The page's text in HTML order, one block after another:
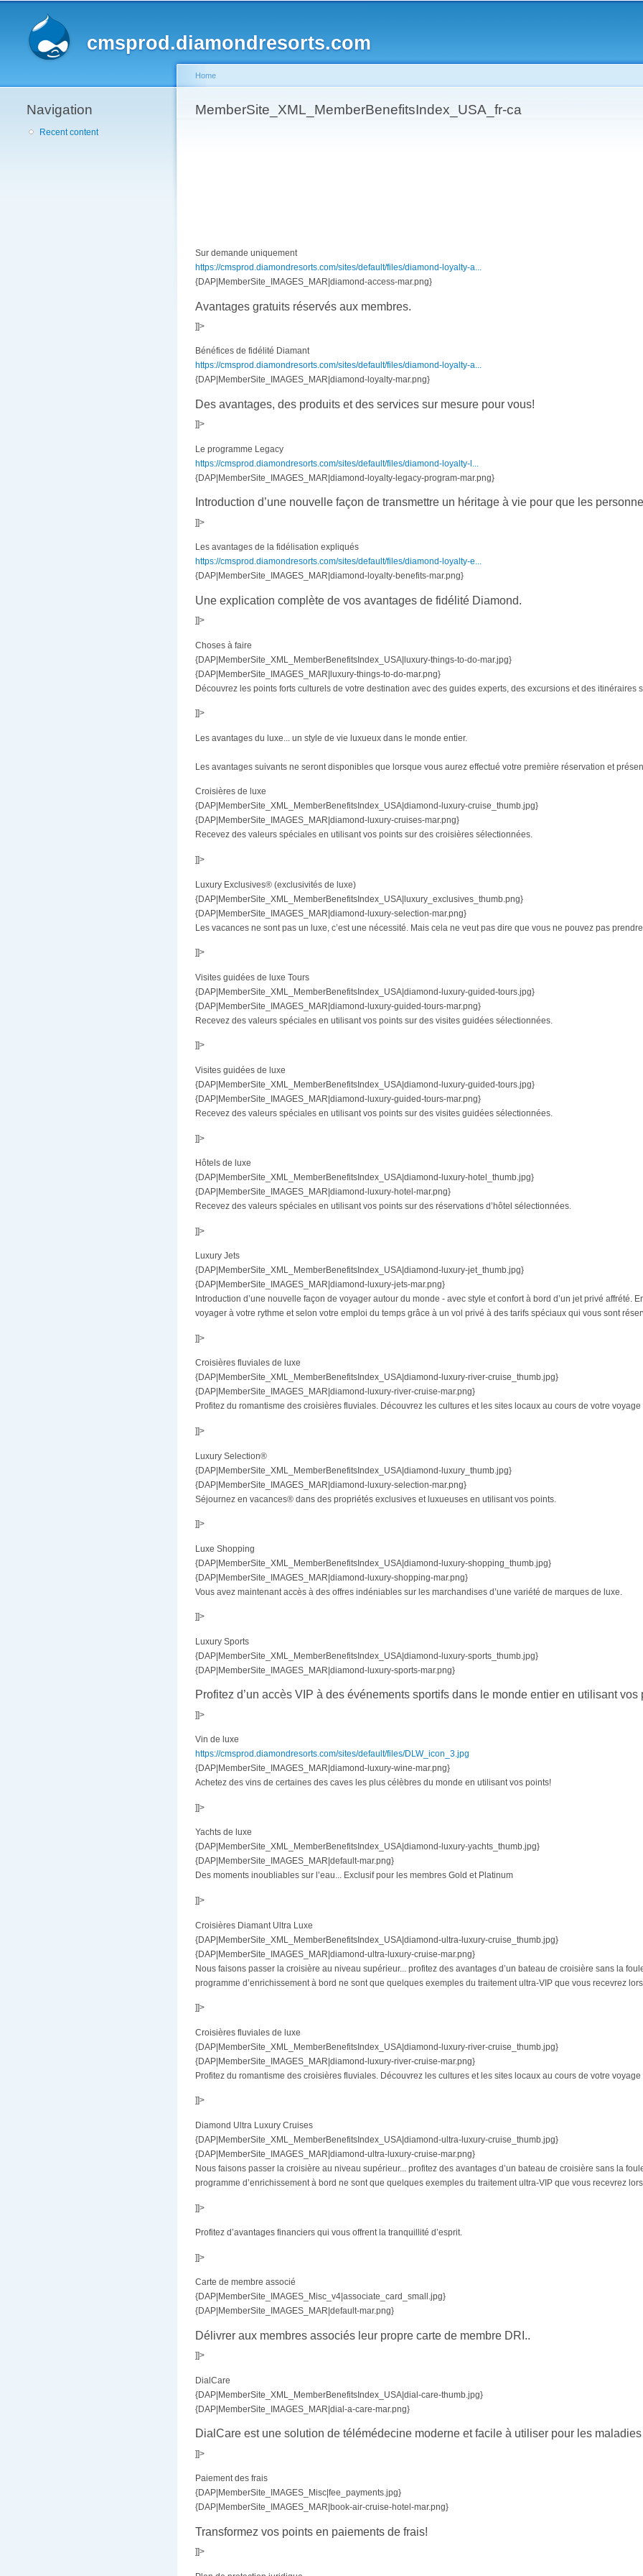
cmsprod.diamondresorts.com
Navigation
Recent content
You are here
Home
MemberSite_XML_MemberBenefitsIndex_USA_fr-ca
Sur demande uniquement
https://cmsprod.diamondresorts.com/sites/default/files/diamond-loyalty-a...
{DAP|MemberSite_IMAGES_MAR|diamond-access-mar.png}
Avantages gratuits réservés aux membres.
]]>
Bénéfices de fidélité Diamant
https://cmsprod.diamondresorts.com/sites/default/files/diamond-loyalty-a...
{DAP|MemberSite_IMAGES_MAR|diamond-loyalty-mar.png}
Des avantages, des produits et des services sur mesure pour vous!
]]>
Le programme Legacy
https://cmsprod.diamondresorts.com/sites/default/files/diamond-loyalty-l...
{DAP|MemberSite_IMAGES_MAR|diamond-loyalty-legacy-program-mar.png}
Introduction d’une nouvelle façon de transmettre un héritage à vie pour que les
]]>
Les avantages de la fidélisation expliqués
https://cmsprod.diamondresorts.com/sites/default/files/diamond-loyalty-e...
{DAP|MemberSite_IMAGES_MAR|diamond-loyalty-benefits-mar.png}
Une explication complète de vos avantages de fidélité Diamond.
]]>
Choses à faire
{DAP|MemberSite_XML_MemberBenefitsIndex_USA|luxury-things-to-do-mar.jpg}
{DAP|MemberSite_IMAGES_MAR|luxury-things-to-do-mar.png}
Découvrez les points forts culturels de votre destination avec des guides experts, des excursions et des itinéraires
]]>
Les avantages du luxe... un style de vie luxueux dans le monde entier.
Les avantages suivants ne seront disponibles que lorsque vous aurez effectué votre première réservation et
Croisières de luxe
{DAP|MemberSite_XML_MemberBenefitsIndex_USA|diamond-luxury-cruise_thumb.jpg}
{DAP|MemberSite_IMAGES_MAR|diamond-luxury-cruises-mar.png}
Recevez des valeurs spéciales en utilisant vos points sur des croisières sélectionnées.
]]>
Luxury Exclusives® (exclusivités de luxe)
{DAP|MemberSite_XML_MemberBenefitsIndex_USA|luxury_exclusives_thumb.png}
{DAP|MemberSite_IMAGES_MAR|diamond-luxury-selection-mar.png}
Les vacances ne sont pas un luxe, c’est une nécessité. Mais cela ne veut pas dire que vous ne pouvez pas
]]>
Visites guidées de luxe Tours
{DAP|MemberSite_XML_MemberBenefitsIndex_USA|diamond-luxury-guided-tours.jpg}
{DAP|MemberSite_IMAGES_MAR|diamond-luxury-guided-tours-mar.png}
Recevez des valeurs spéciales en utilisant vos points sur des visites guidées sélectionnées.
]]>
Visites guidées de luxe
{DAP|MemberSite_XML_MemberBenefitsIndex_USA|diamond-luxury-guided-tours.jpg}
{DAP|MemberSite_IMAGES_MAR|diamond-luxury-guided-tours-mar.png}
Recevez des valeurs spéciales en utilisant vos points sur des visites guidées sélectionnées.
]]>
Hôtels de luxe
{DAP|MemberSite_XML_MemberBenefitsIndex_USA|diamond-luxury-hotel_thumb.jpg}
{DAP|MemberSite_IMAGES_MAR|diamond-luxury-hotel-mar.png}
Recevez des valeurs spéciales en utilisant vos points sur des réservations d’hôtel sélectionnées.
]]>
Luxury Jets
{DAP|MemberSite_XML_MemberBenefitsIndex_USA|diamond-luxury-jet_thumb.jpg}
{DAP|MemberSite_IMAGES_MAR|diamond-luxury-jets-mar.png}
Introduction d’une nouvelle façon de voyager autour du monde - avec style et confort à bord d’un jet privé affrété.
voyager à votre rythme et selon votre emploi du temps grâce à un vol privé à des tarifs spéciaux qui vous sont
]]>
Croisières fluviales de luxe
{DAP|MemberSite_XML_MemberBenefitsIndex_USA|diamond-luxury-river-cruise_thumb.jpg}
{DAP|MemberSite_IMAGES_MAR|diamond-luxury-river-cruise-mar.png}
Profitez du romantisme des croisières fluviales. Découvrez les cultures et les sites locaux au cours de votre
]]>
Luxury Selection®
{DAP|MemberSite_XML_MemberBenefitsIndex_USA|diamond-luxury_thumb.jpg}
{DAP|MemberSite_IMAGES_MAR|diamond-luxury-selection-mar.png}
Séjournez en vacances® dans des propriétés exclusives et luxueuses en utilisant vos points.
]]>
Luxe Shopping
{DAP|MemberSite_XML_MemberBenefitsIndex_USA|diamond-luxury-shopping_thumb.jpg}
{DAP|MemberSite_IMAGES_MAR|diamond-luxury-shopping-mar.png}
Vous avez maintenant accès à des offres indéniables sur les marchandises d’une variété de marques de luxe.
]]>
Luxury Sports
{DAP|MemberSite_XML_MemberBenefitsIndex_USA|diamond-luxury-sports_thumb.jpg}
{DAP|MemberSite_IMAGES_MAR|diamond-luxury-sports-mar.png}
Profitez d’un accès VIP à des événements sportifs dans le monde entier en utilisant vos
]]>
Vin de luxe
https://cmsprod.diamondresorts.com/sites/default/files/DLW_icon_3.jpg
{DAP|MemberSite_IMAGES_MAR|diamond-luxury-wine-mar.png}
Achetez des vins de certaines des caves les plus célèbres du monde en utilisant vos points!
]]>
Yachts de luxe
{DAP|MemberSite_XML_MemberBenefitsIndex_USA|diamond-luxury-yachts_thumb.jpg}
{DAP|MemberSite_IMAGES_MAR|default-mar.png}
Des moments inoubliables sur l’eau... Exclusif pour les membres Gold et Platinum
]]>
Croisières Diamant Ultra Luxe
{DAP|MemberSite_XML_MemberBenefitsIndex_USA|diamond-ultra-luxury-cruise_thumb.jpg}
{DAP|MemberSite_IMAGES_MAR|diamond-ultra-luxury-cruise-mar.png}
Nous faisons passer la croisière au niveau supérieur... profitez des avantages d’un bateau de croisière sans la
programme d’enrichissement à bord ne sont que quelques exemples du traitement ultra-VIP que vous recevrez
]]>
Croisières fluviales de luxe
{DAP|MemberSite_XML_MemberBenefitsIndex_USA|diamond-luxury-river-cruise_thumb.jpg}
{DAP|MemberSite_IMAGES_MAR|diamond-luxury-river-cruise-mar.png}
Profitez du romantisme des croisières fluviales. Découvrez les cultures et les sites locaux au cours de votre
]]>
Diamond Ultra Luxury Cruises
{DAP|MemberSite_XML_MemberBenefitsIndex_USA|diamond-ultra-luxury-cruise_thumb.jpg}
{DAP|MemberSite_IMAGES_MAR|diamond-ultra-luxury-cruise-mar.png}
Nous faisons passer la croisière au niveau supérieur... profitez des avantages d’un bateau de croisière sans la
programme d’enrichissement à bord ne sont que quelques exemples du traitement ultra-VIP que vous recevrez
]]>
Profitez d’avantages financiers qui vous offrent la tranquillité d’esprit.
]]>
Carte de membre associé
{DAP|MemberSite_IMAGES_Misc_v4|associate_card_small.jpg}
{DAP|MemberSite_IMAGES_MAR|default-mar.png}
Délivrer aux membres associés leur propre carte de membre DRI..
]]>
DialCare
{DAP|MemberSite_XML_MemberBenefitsIndex_USA|dial-care-thumb.jpg}
{DAP|MemberSite_IMAGES_MAR|dial-a-care-mar.png}
DialCare est une solution de télémédecine moderne et facile à utiliser pour les
]]>
Paiement des frais
{DAP|MemberSite_IMAGES_Misc|fee_payments.jpg}
{DAP|MemberSite_IMAGES_MAR|book-air-cruise-hotel-mar.png}
Transformez vos points en paiements de frais!
]]>